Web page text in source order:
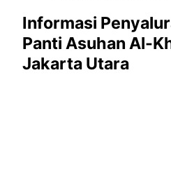
Informasi
Panti Asuhan Al-
Jakarta Utara